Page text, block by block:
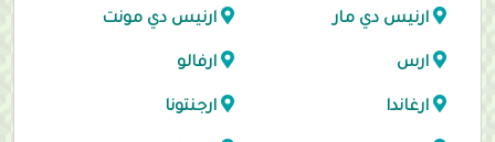
ارنيس دي مار ارنيس دي مونت
ارس ارفالو
ارغاندا ارجنتونا